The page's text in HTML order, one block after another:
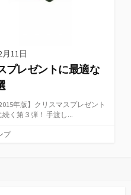
月11日
プレゼントに最適な
年版】クリスマスプレゼント
く第３弾！ 手渡し...
プ